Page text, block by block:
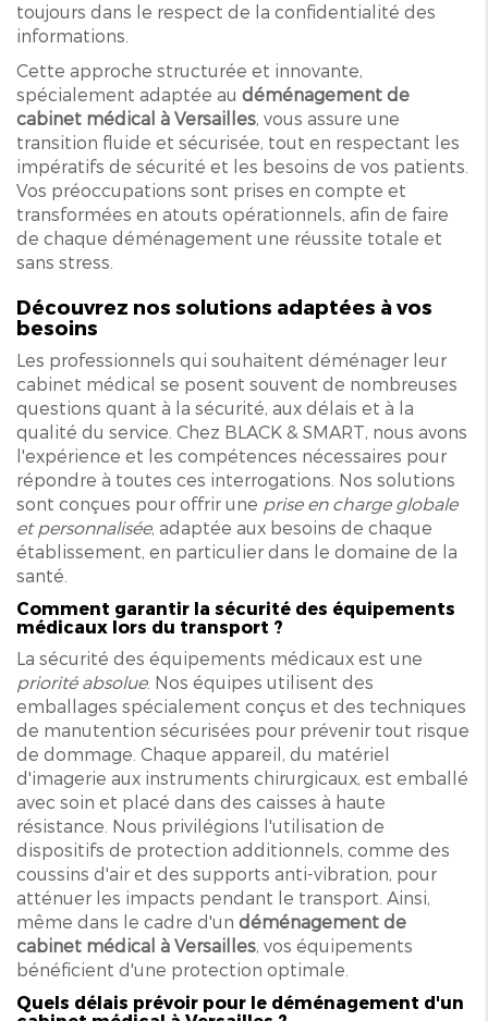
toujours dans le respect de la confidentialité des
informations.
Cette approche structurée et innovante,
spécialement adaptée au déménagement de
cabinet médical à Versailles, vous assure une
transition fluide et sécurisée, tout en respectant les
impératifs de sécurité et les besoins de vos patients.
Vos préoccupations sont prises en compte et
transformées en atouts opérationnels, afin de faire
de chaque déménagement une réussite totale et
sans stress.
Découvrez nos solutions adaptées à vos
besoins
Les professionnels qui souhaitent déménager leur
cabinet médical se posent souvent de nombreuses
questions quant à la sécurité, aux délais et à la
qualité du service. Chez BLACK & SMART, nous avons
l'expérience et les compétences nécessaires pour
répondre à toutes ces interrogations. Nos solutions
sont conçues pour offrir une prise en charge globale
et personnalisée, adaptée aux besoins de chaque
établissement, en particulier dans le domaine de la
santé.
Comment garantir la sécurité des équipements
médicaux lors du transport ?
La sécurité des équipements médicaux est une
priorité absolue. Nos équipes utilisent des
emballages spécialement conçus et des techniques
de manutention sécurisées pour prévenir tout risque
de dommage. Chaque appareil, du matériel
d'imagerie aux instruments chirurgicaux, est emballé
avec soin et placé dans des caisses à haute
résistance. Nous privilégions l'utilisation de
dispositifs de protection additionnels, comme des
coussins d'air et des supports anti-vibration, pour
atténuer les impacts pendant le transport. Ainsi,
même dans le cadre d'un déménagement de
cabinet médical à Versailles, vos équipements
bénéficient d'une protection optimale.
Quels délais prévoir pour le déménagement d'un